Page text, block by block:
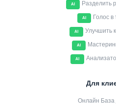
AI Разделить
AI Голос в
AI Улучшить
AI
AI
Для
Онлайн База